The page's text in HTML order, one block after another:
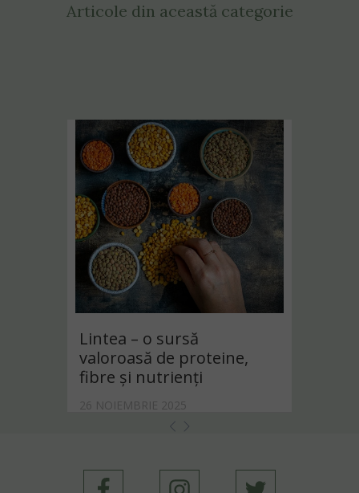
Articole din această categorie
Lintea – o sursă
valoroasă de proteine,
fibre și nutrienți
26 NOIEMBRIE 2025